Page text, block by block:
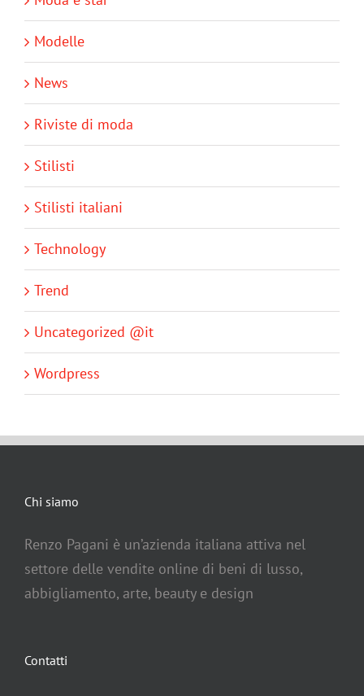
Modelle
News
Riviste di moda
Stilisti
Stilisti italiani
Technology
Trend
Uncategorized @it
Wordpress
Chi siamo
Renzo Pagani è un’azienda italiana attiva nel
settore delle vendite online di beni di lusso,
abbigliamento, arte, beauty e design
Contatti